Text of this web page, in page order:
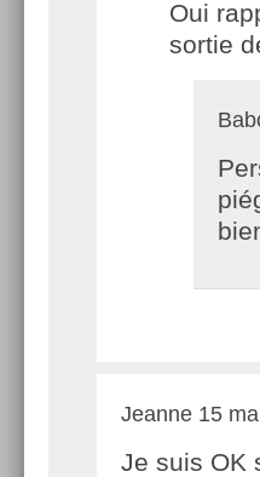
Oui
sortie
Jeanne 15
Je suis OK